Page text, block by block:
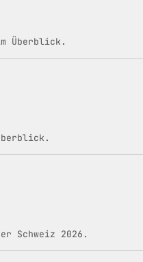
Überblick.
Schweiz 2026.